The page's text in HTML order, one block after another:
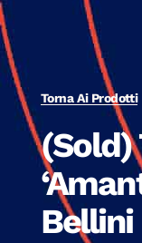
Torna Ai Prodotti
(Sold)
Bellini